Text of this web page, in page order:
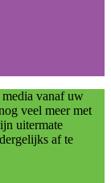
vanaf uw
veel meer met
uitermate
af te